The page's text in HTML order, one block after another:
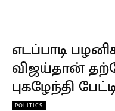
எடப்பாடி
விஜய்தான்
புகழேந்தி
POLITICS